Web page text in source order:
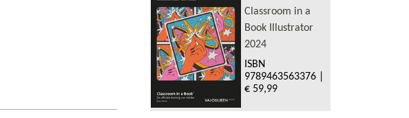
Classroom in a
Book Illustrator
2024
ISBN
9789463563376|
€ 59,99